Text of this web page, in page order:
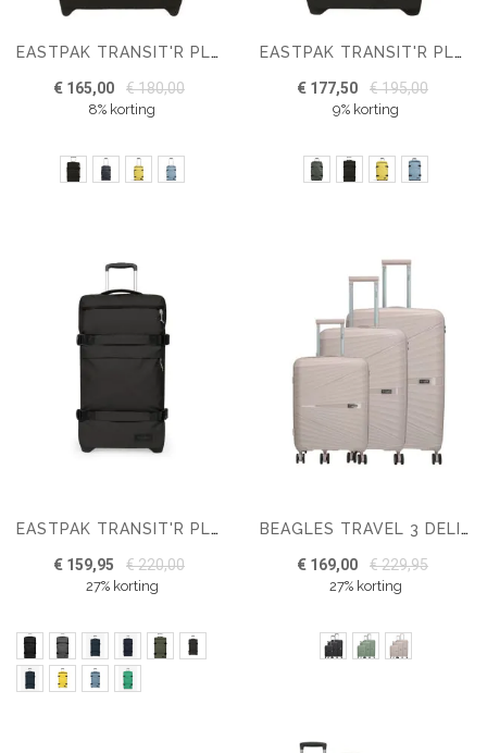
EASTPAK TRANSIT'R PLUS S HANDBAGAGE KOFFER
€ 165,00 € 180,00
8% korting
EASTPAK TRANSIT'R PLUS M REISKOFFER
€ 177,50 € 195,00
9% korting
EASTPAK TRANSIT'R PLUS L REISKOFFER
€ 159,95 € 220,00
27% korting
BEAGLES TRAVEL 3 DELIGE KOFFERSET HARDCASE
€ 169,00 € 229,95
27% korting